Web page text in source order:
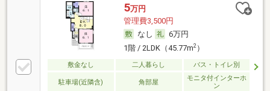
5万円
管理費3,500円
なし
6万円
1階 / 2LDK（45.77m2）
敷金なし 二人暮らし バス・トイレ別
駐車場(近隣含) 角部屋
モニタ付インターホ
ン